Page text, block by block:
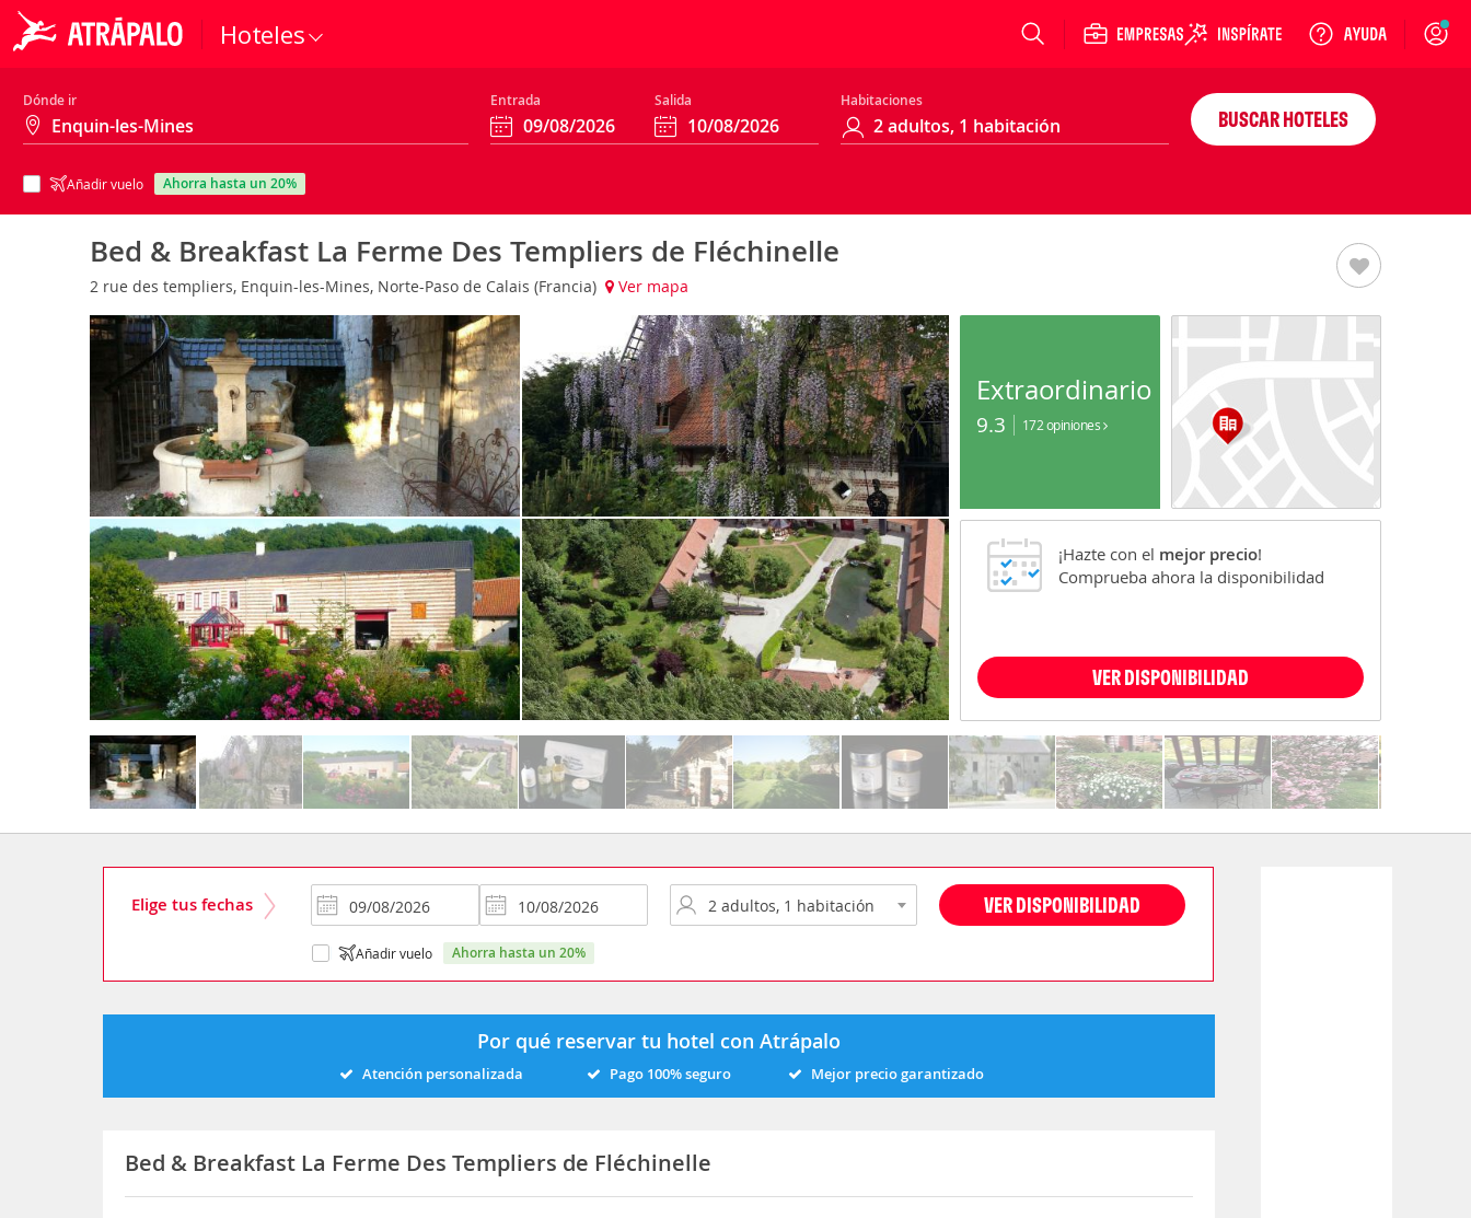
Hoteles Login
Dónde ir Entrada Salida Habitaciones
Añadir vuelo ahorra hasta un 20%
BUSCAR HOTELES
Bed & Breakfast La Ferme Des Templiers de Fléchinelle
2 rue des templiers, Enquin-les-Mines, Norte-Paso de Calais (Francia) Ver mapa
Extraordinario
9.3 172 opiniones
¡Hazte con el mejor precio!
Comprueba ahora la disponibilidad
VER DISPONIBILIDAD
Elige tus fechas VER DISPONIBILIDAD
Añadir vuelo ahorra hasta un 20%
Por qué reservar tu hotel con Atrápalo
Atención personalizada Pago 100% seguro Mejor precio garantizado
Bed & Breakfast La Ferme Des Templiers de Fléchinelle